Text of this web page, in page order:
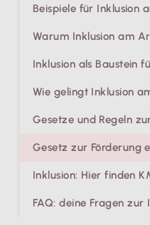
auszustatten.
Beispiele für Inklusion
Warum Inklusion am
Inklusion als Baustein
Wie gelingt Inklusion
Gesetze und Regeln
Gesetz zur Förderung
Inklusion: Hier finden
FAQ: deine Fragen